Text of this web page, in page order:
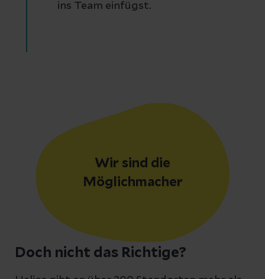
ins Team einfügst.
Doch nicht das Richtige?
Wir sind die
Möglichmacher